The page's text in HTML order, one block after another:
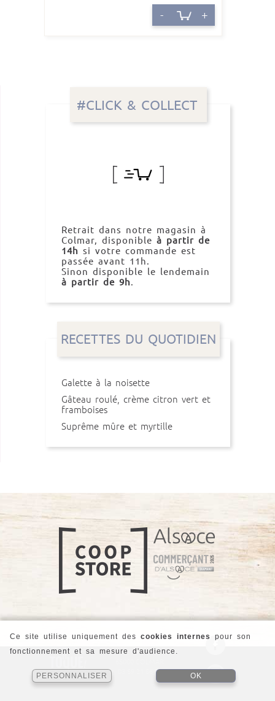
#CLICK & COLLECT
Retrait dans notre magasin à
Colmar, disponible à partir de
14h si votre commande est
passée avant 11h.
Sinon disponible le lendemain
à partir de 9h.
RECETTES DU QUOTIDIEN
Galette à la noisette
Gâteau roulé, crème citron vert et
framboises
Suprême mûre et myrtille
- +
21 Rue André Kiener
03 89 21 86 78
Ce site utilise uniquement des cookies internes pour son
fonctionnement et sa mesure d'audience.
PERSONNALISER OK